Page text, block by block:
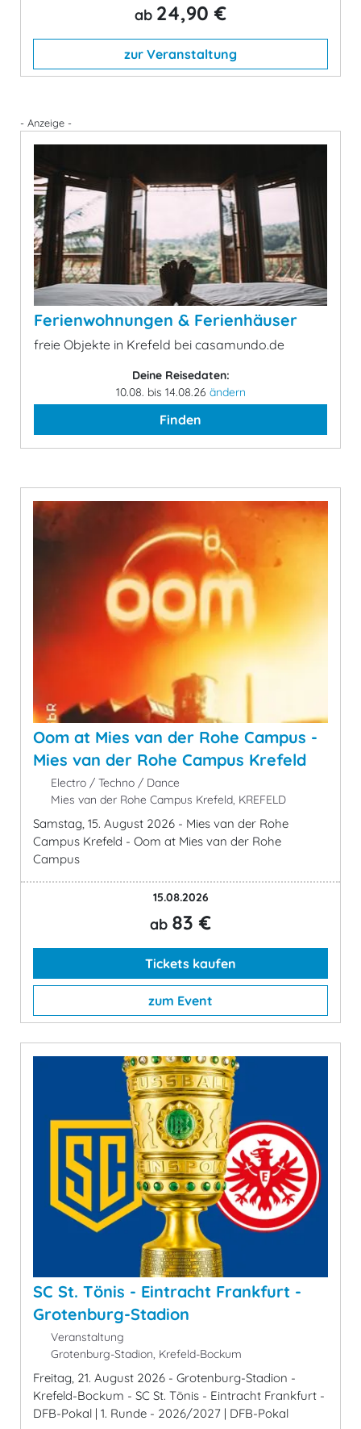
ab 24,90 €
zur Veranstaltung
- Anzeige -
Ferienwohnungen & Ferienhäuser
freie Objekte in Krefeld bei casamundo.de
Deine Reisedaten:
10.08. bis 14.08.26 ändern
Finden
Oom at Mies van der Rohe Campus -
Mies van der Rohe Campus Krefeld
Electro / Techno / Dance
Mies van der Rohe Campus Krefeld, KREFELD
Samstag, 15. August 2026 - Mies van der Rohe
Campus Krefeld - Oom at Mies van der Rohe
Campus
15.08.2026
ab 83 €
Tickets kaufen
zum Event
SC St. Tönis - Eintracht Frankfurt -
Grotenburg-Stadion
Veranstaltung
Grotenburg-Stadion, Krefeld-Bockum
Freitag, 21. August 2026 - Grotenburg-Stadion -
Krefeld-Bockum - SC St. Tönis - Eintracht Frankfurt -
DFB-Pokal | 1. Runde - 2026/2027 | DFB-Pokal